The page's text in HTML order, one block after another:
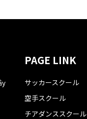
PAGE LINK
サッカースクール
空手スクール
チアダンススクール